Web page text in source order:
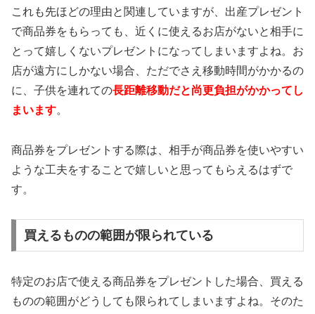
これも先ほどの理由と関連していますが、出産プレゼント
で商品券をもらっても、近くに使えるお店がないと相手に
とって嬉しくないプレゼントになってしまいますよね。お
店が遠方にしかない場合、ただでさえ移動時間がかかるの
に、子供を連れての長距離移動だと尚更負担がかかってし
まいます。
商品券をプレゼントする際は、相手が商品券を使いやすい
ような工夫をすることで嬉しいと思ってもらえるはずで
す。
買えるものの範囲が限られている
特定のお店で使える商品券をプレゼントした場合、買える
ものの範囲がどうしても限られてしまいますよね。そのた